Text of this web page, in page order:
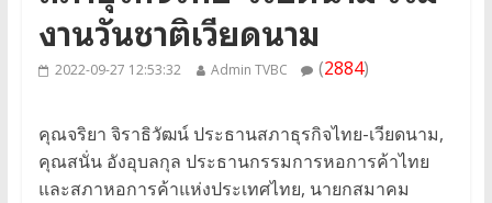
งานวันชาติเวียดนาม
2022-09-27 12:53:32 Admin TVBC (2884)
คุณจริยา จิราธิวัฒน์ ประธานสภาธุรกิจไทย-เวียดนาม,
คุณสนั่น อังอุบลกุล ประธานกรรมการหอการค้าไทย
และสภาหอการค้าแห่งประเทศไทย, นายกสมาคม